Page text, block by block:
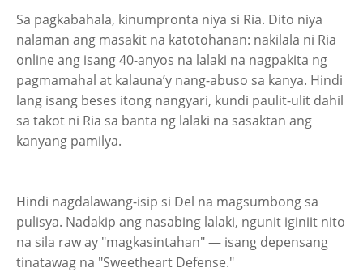
Sa pagkabahala, kinumpronta niya si Ria. Dito niya
nalaman ang masakit na katotohanan: nakilala ni Ria
online ang isang 40-anyos na lalaki na nagpakita ng
pagmamahal at kalauna’y nang-abuso sa kanya. Hindi
lang isang beses itong nangyari, kundi paulit-ulit dahil
sa takot ni Ria sa banta ng lalaki na sasaktan ang
kanyang pamilya.
Hindi nagdalawang-isip si Del na magsumbong sa
pulisya. Nadakip ang nasabing lalaki, ngunit iginiit nito
na sila raw ay "magkasintahan" — isang depensang
tinatawag na "Sweetheart Defense."